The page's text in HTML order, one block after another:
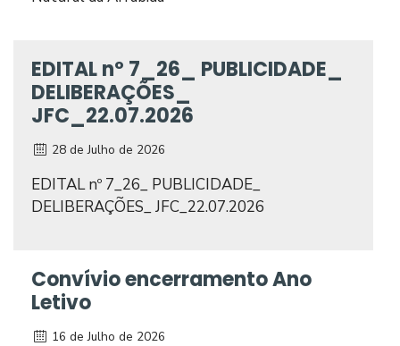
EDITAL nº 7_26_ PUBLICIDADE_
DELIBERAÇÕES_
JFC_22.07.2026
28 de Julho de 2026
EDITAL nº 7_26_ PUBLICIDADE_
DELIBERAÇÕES_ JFC_22.07.2026
Convívio encerramento Ano
Letivo
16 de Julho de 2026